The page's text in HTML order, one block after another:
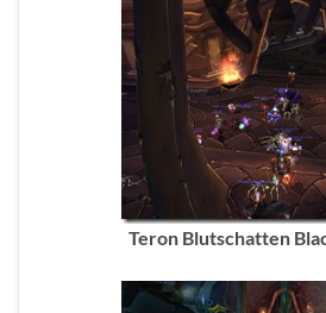
Teron Blutschatten